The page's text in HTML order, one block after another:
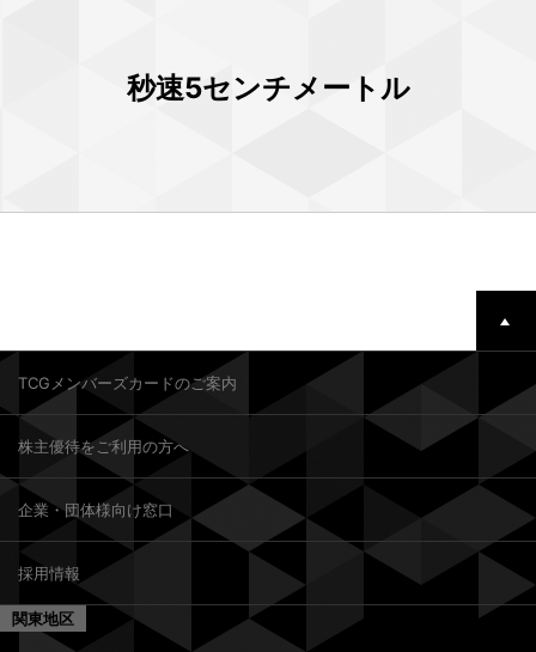
秒速5センチメートル
TCGメンバーズカードのご案内
株主優待をご利用の方へ
企業・団体様向け窓口
採用情報
関東地区